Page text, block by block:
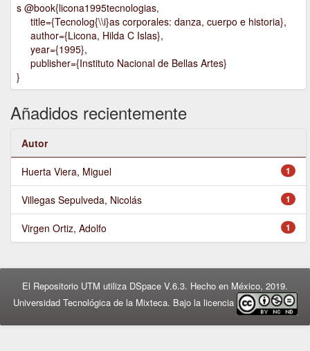
s @book{licona1995tecnologias,
title={Tecnolog{\\i}as corporales: danza, cuerpo e historia},
author={Licona, Hilda C Islas},
year={1995},
publisher={Instituto Nacional de Bellas Artes}
}
Añadidos recientemente
Autor
1
Huerta Viera, Miguel
1
Villegas Sepulveda, Nicolás
1
Virgen Ortiz, Adolfo
El Repositorio UTM utiliza DSpace V.6.3. Hecho en México, 2019.
Universidad Tecnológica de la Mixteca. Bajo la licencia